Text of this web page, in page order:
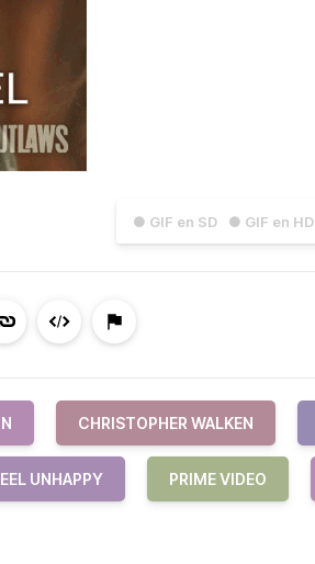
● GIF en SD ● GIF en HD
CHRISTOPHER WALKEN
UNHAPPY PRIME VIDEO